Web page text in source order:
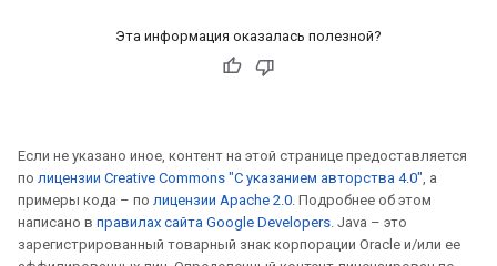
Эта информация оказалась полезной?
Если не указано иное, контент на этой странице предоставляется
по лицензии Creative Commons "С указанием авторства 4.0", а
примеры кода – по лицензии Apache 2.0. Подробнее об этом
написано в правилах сайта Google Developers. Java – это
зарегистрированный товарный знак корпорации Oracle и/или ее